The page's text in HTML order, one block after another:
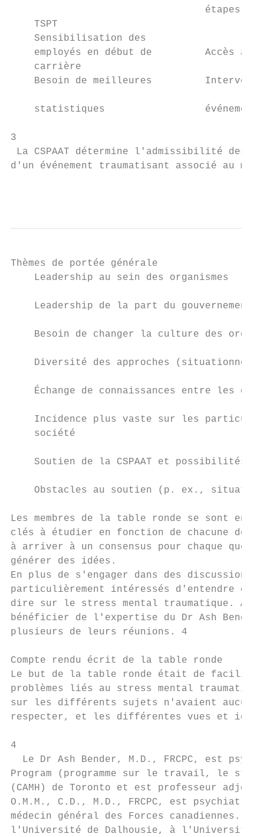
étapes
    TSPT
Sensibilisation des
employés en début de         Accès à
carrière
Besoin de meilleures
statistiques                 événement
3
La CSPAAT détermine l'admissibilité des
d'un événement traumatisant associé au
Thèmes de portée générale
    Leadership au sein des organismes
Leadership de la part du gouvernement
Besoin de changer la culture des
Diversité des approches
Échange de connaissances entre les
Incidence plus vaste sur les
    société
Soutien de la CSPAAT et possibilités
Obstacles au soutien (p. ex.,
Les membres de la table ronde se sont
clés à étudier en fonction de chacune des
à arriver à un consensus pour chaque
générer des idées.
En plus de s'engager dans des
particulièrement intéressés d'entendre ce
dire sur le stress mental traumatique. À
bénéficier de l'expertise du Dr Ash
plusieurs de leurs réunions. 4
Compte rendu écrit de la table ronde
Le but de la table ronde était de faciliter
problèmes liés au stress mental
sur les différents sujets n'avaient
respecter, et les différentes vues et idées
4
Le Dr Ash Bender, M.D., FRCPC, est
Program (programme sur le travail, le
(CAMH) de Toronto et est professeur
O.M.M., C.D., M.D., FRCPC, est
médecin général des Forces canadiennes.
l'Université de Dalhousie, à l'Université